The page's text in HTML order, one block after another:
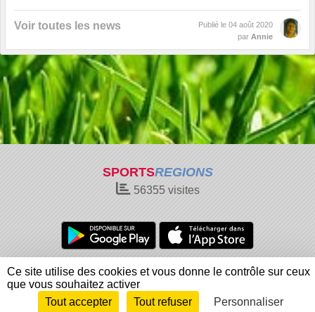
Voir toutes les news Publié le 04 août 2020
par Annie
SPORTSREGIONS
56355visites
Charte cookies
Gestion des cookies
Informations légales
Signaler un contenu inapproprié
Envie de participer ?
Connexion
Ce site utilise des cookies et vous donne le contrôle sur ceux
que vous souhaitez activer
Tout accepter
Tout refuser Personnaliser